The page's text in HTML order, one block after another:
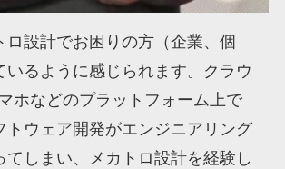
ロ設計でお困りの方（企業、個
いるように感じられます。クラウ
ホなどのプラットフォーム上で
トウェア開発がエンジニアリング
てしまい、メカトロ設計を経験し